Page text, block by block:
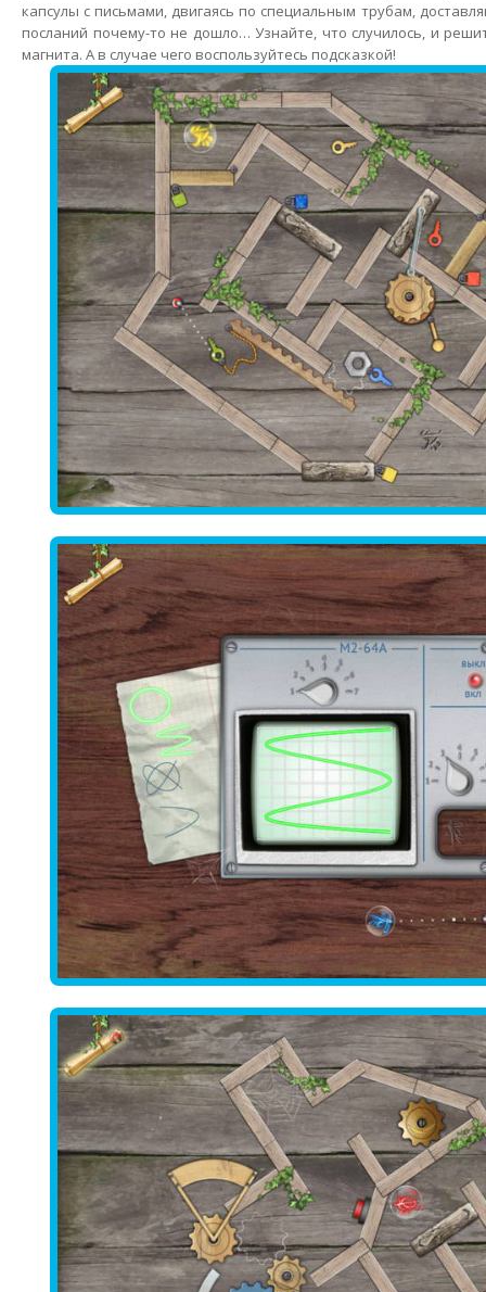
капсулы с письмами, двигаясь по специальным трубам,
посланий почему-то не дошло… Узнайте, что случилось, и
магнита. А в случае чего воспользуйтесь подсказкой!